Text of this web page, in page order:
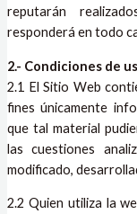
reputarán
responderá en todo
2.- Condiciones de
2.1 El Sitio Web
fines únicamente
que tal material
las cuestiones
modificado,
2.2 Quien utiliza la